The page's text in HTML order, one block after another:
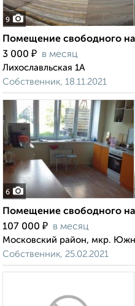
9
Помещение свободного
3 000 ₽ в месяц
Лихославльская 1А
Собственник, 18.11.2021
6
Помещение свободного
107 000 ₽ в месяц
Московский район, мкр.
Собственник, 25.02.2021